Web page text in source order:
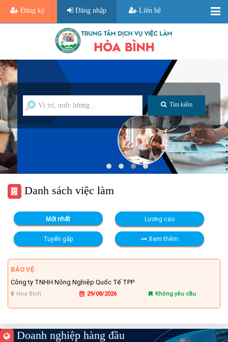
Đăng ký Đăng nhập Liên hệ
Tìm kiếm
Danh sách việc làm
Mới nhất Lương cao
Tuyển gấp Xem thêm
BẢO VỆ
Công ty TNHH Nông Nghiệp Quốc Tế TPP
Hòa Bình 29/08/2026 Không yêu cầu
Doanh nghiệp hàng đầu